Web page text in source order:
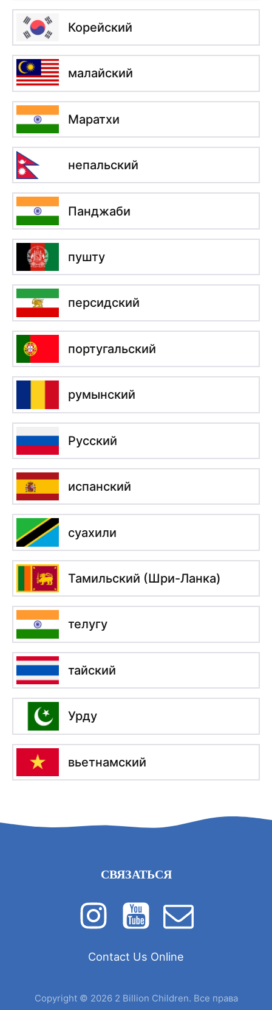
Корейский
малайский
Маратхи
непальский
Панджаби
пушту
персидский
португальский
румынский
Русский
испанский
суахили
Тамильский (Шри-Ланка)
телугу
тайский
Урду
вьетнамский
СВЯЗАТЬСЯ
Contact Us Online
Copyright © 2026 2 Billion Children. Все права